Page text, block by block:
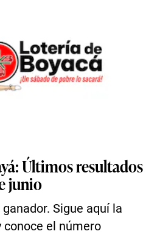
Últimos resultados
junio
Sigue aquí la
conoce el número